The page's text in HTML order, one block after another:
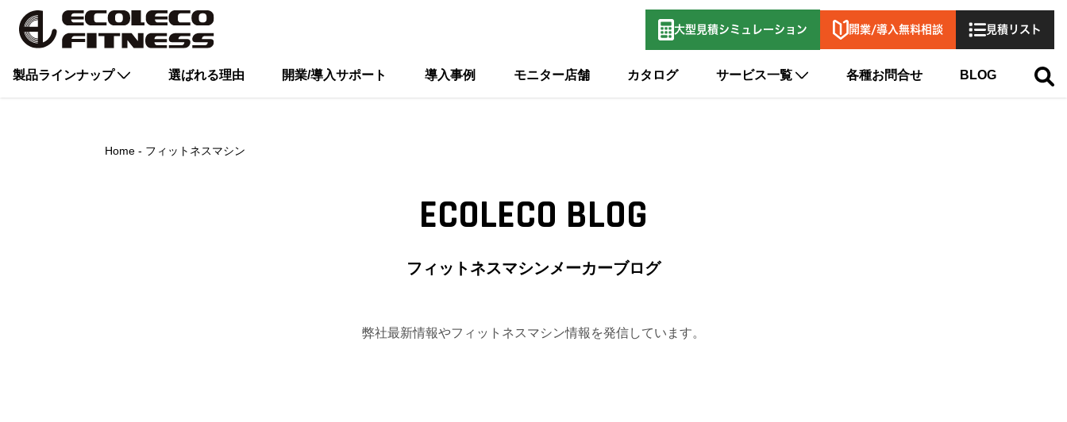
大型 見積シミュレーション 開業/導入無料相談 見積リスト
製品ラインナップ 選ばれる理由 開業/導入サポート 導入事例 モニター店舗 カタログ サービス一覧 各種お問合せ BLOG
Home フィットネスマシン
ECOLECO BLOG
フィットネスマシンメーカーブログ
弊社最新情報やフィットネスマシン情報を発信しています。